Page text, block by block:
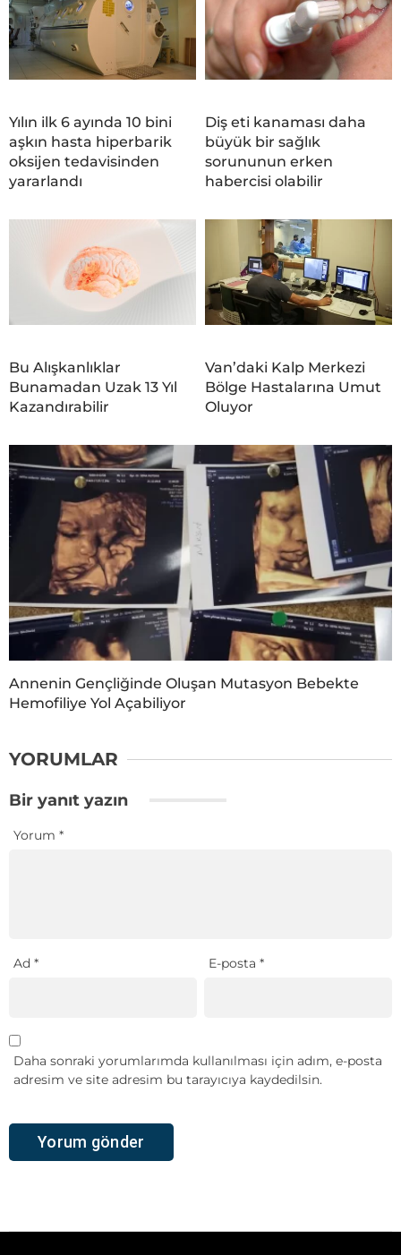
Yılın ilk 6 ayında 10 bini
aşkın hasta hiperbarik
oksijen tedavisinden
yararlandı
Diş eti kanaması daha
büyük bir sağlık
sorununun erken
habercisi olabilir
Bu Alışkanlıklar
Bunamadan Uzak 13 Yıl
Kazandırabilir
Van’daki Kalp Merkezi
Bölge Hastalarına Umut
Oluyor
Annenin Gençliğinde Oluşan Mutasyon Bebekte
Hemofiliye Yol Açabiliyor
YORUMLAR
Bir yanıt yazın
Yorum *
Ad * E-posta*
Daha sonraki yorumlarımda kullanılması için adım, e-posta
adresim ve site adresim bu tarayıcıya kaydedilsin.